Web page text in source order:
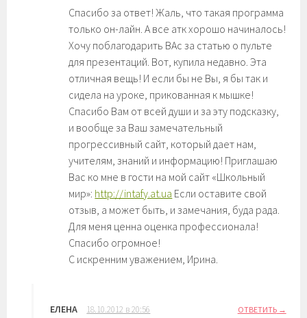
Спасибо за ответ! Жаль, что такая программа
только он-лайн. А все атк хорошо начиналось!
Хочу поблагодарить ВАс за статью о пульте
для презентаций. Вот, купила недавно. Эта
отличная вещь! И если бы не Вы, я бы так и
сидела на уроке, прикованная к мышке!
Спасибо Вам от всей души и за эту подсказку,
и вообще за Ваш замечательный
прогрессивный сайт, который дает нам,
учителям, знаний и информацию! Приглашаю
Вас ко мне в гости на мой сайт «Школьный
мир»: http://intafy.at.ua Если оставите свой
отзыв, а может быть, и замечания, буда рада.
Для меня ценна оценка профессионала!
Спасибо огромное!
С искренним уважением, Ирина.
ЕЛЕНА 18.10.2012 в 20:56 ОТВЕТИТЬ